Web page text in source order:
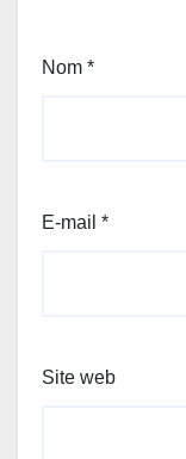
Nom *
E-mail *
Site web